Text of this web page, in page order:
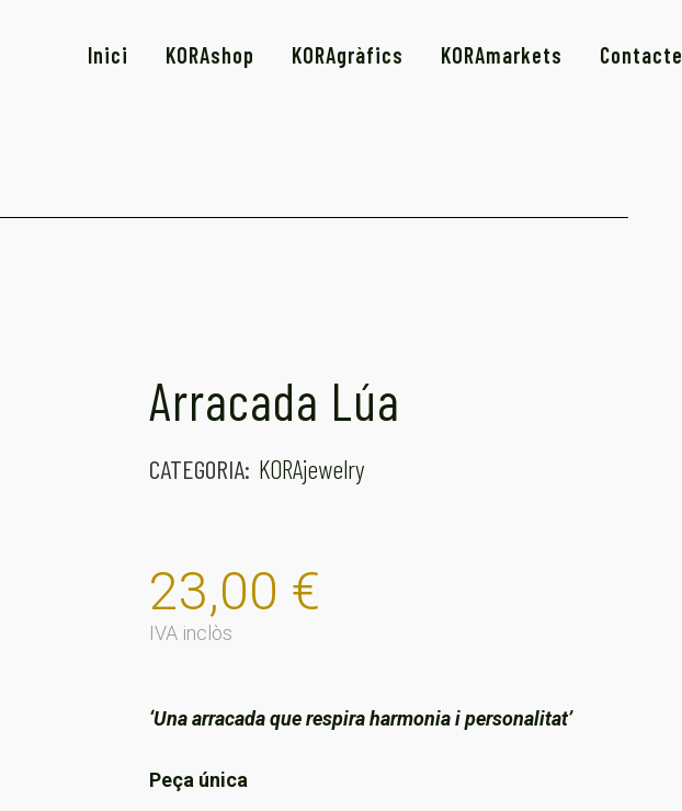
Inici KORAshop KORAgràfics KORAmarkets Contacte
Arracada Lúa
CATEGORIA: KORAjewelry
23,00 €
IVA inclòs
‘Una arracada que respira harmonia i personalitat’
Peça única